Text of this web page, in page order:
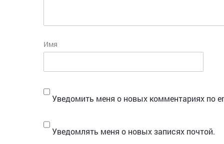
Имя
Уведомить меня о новых комментариях по
Уведомлять меня о новых записях почтой.